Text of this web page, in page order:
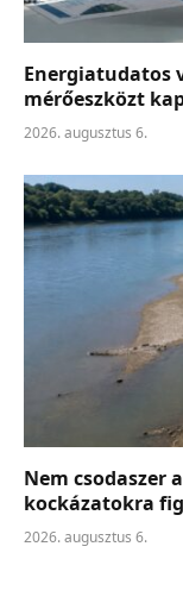
Energiatudatos
mérőeszközt
2026. augusztus 6.
Nem csodaszer
kockázatokra
2026. augusztus 6.